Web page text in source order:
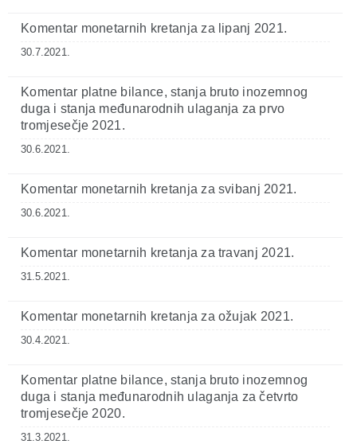
Komentar monetarnih kretanja za lipanj 2021.
30.7.2021.
Komentar platne bilance, stanja bruto inozemnog
duga i stanja međunarodnih ulaganja za prvo
tromjesečje 2021.
30.6.2021.
Komentar monetarnih kretanja za svibanj 2021.
30.6.2021.
Komentar monetarnih kretanja za travanj 2021.
31.5.2021.
Komentar monetarnih kretanja za ožujak 2021.
30.4.2021.
Komentar platne bilance, stanja bruto inozemnog
duga i stanja međunarodnih ulaganja za četvrto
tromjesečje 2020.
31.3.2021.